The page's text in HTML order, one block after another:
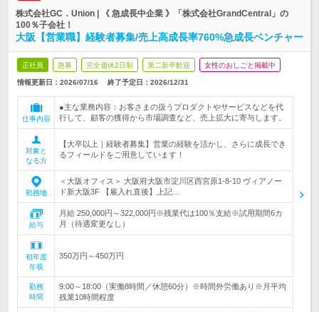
株式会社GC．Union | 《 急成長中企業 》「株式会社GrandCentral」の
100％子会社！
大阪【営業職】経験者募集/売上高成長率760%急成長ベンチャー
正社員 急募 完全週休2日制 第二新卒歓迎 女性のおしごと掲載中
情報更新日：2026/07/16 終了予定日： 2026/12/31
仕事内容
●主な業務内容：お客さまの扱うプロダクトやサービスなどを代
行して、顧客の獲得から市場調査など、売上拡大に寄与します。
対象と
なる方
【大卒以上｜経験者募集】営業の経験を活かし、さらに成長でき
るフィールドをご用意しています！
勤務地
＜大阪オフィス＞ 大阪府大阪市淀川区西宮原1-8-10 ヴィアノー
ド新大阪3F 【雇入れ直後】上記…
給与
月給 250,000円～322,000円※残業代は100％支給※試用期間6カ
月（待遇変更なし）
初年度
年収
350万円～450万円
勤務
時間
9:00～18:00（実働8時間／休憩60分）※時間外労働あり※月平均
残業10時間程度